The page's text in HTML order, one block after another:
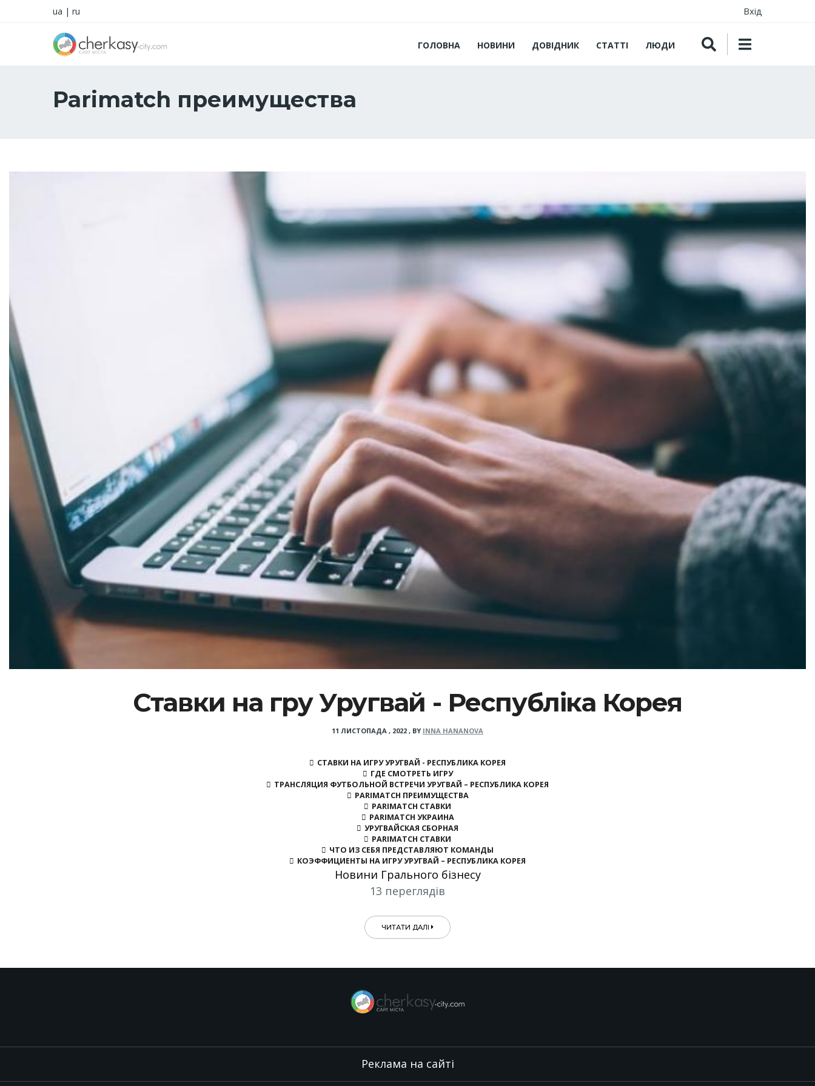
ua | ru Вхід
ГОЛОВНА НОВИНИ ДОВІДНИК СТАТТІ ЛЮДИ
Parimatch преимущества
Ставки на гру Уругвай - Республіка Корея
11 ЛИСТОПАДА , 2022 , BY INNA HANANOVA
СТАВКИ НА ИГРУ УРУГВАЙ - РЕСПУБЛИКА КОРЕЯ
ГДЕ СМОТРЕТЬ ИГРУ
ТРАНСЛЯЦИЯ ФУТБОЛЬНОЙ ВСТРЕЧИ УРУГВАЙ – РЕСПУБЛИКА КОРЕЯ
PARIMATCH ПРЕИМУЩЕСТВА
PARIMATCH СТАВКИ
PARIMATCH УКРАИНА
УРУГВАЙСКАЯ СБОРНАЯ
PARIMATCH СТАВКИ
ЧТО ИЗ СЕБЯ ПРЕДСТАВЛЯЮТ КОМАНДЫ
КОЭФФИЦИЕНТЫ НА ИГРУ УРУГВАЙ – РЕСПУБЛИКА КОРЕЯ
Новини Грального бізнесу
13 переглядів
ЧИТАТИ ДАЛІ
Реклама на сайті